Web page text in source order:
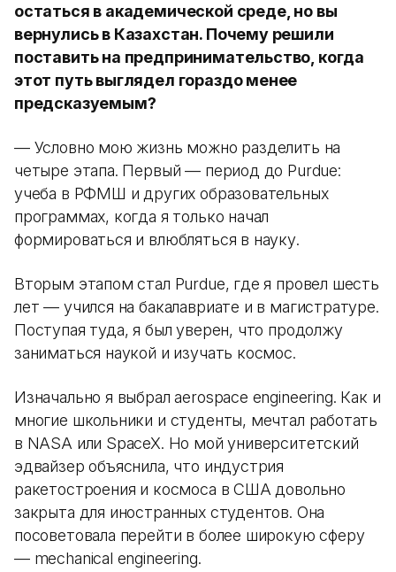
остаться в академической среде, но вы
вернулись в Казахстан. Почему решили
поставить на предпринимательство, когда
этот путь выглядел гораздо менее
предсказуемым?
— Условно мою жизнь можно разделить на
четыре этапа. Первый — период до Purdue:
учеба в РФМШ и других образовательных
программах, когда я только начал
формироваться и влюбляться в науку.
Вторым этапом стал Purdue, где я провел шесть
лет — учился на бакалавриате и в магистратуре.
Поступая туда, я был уверен, что продолжу
заниматься наукой и изучать космос.
Изначально я выбрал aerospace engineering. Как и
многие школьники и студенты, мечтал работать
в NASA или SpaceX. Но мой университетский
эдвайзер объяснила, что индустрия
ракетостроения и космоса в США довольно
закрыта для иностранных студентов. Она
посоветовала перейти в более широкую сферу
— mechanical engineering.